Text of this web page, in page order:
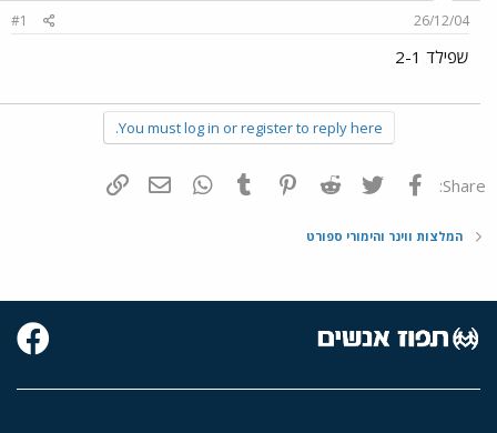
ש
א
26/12/04
#1
שפילד 2-1
You must log in or register to reply here.
Share: פייסבוק Twitter
Reddit
Pinterest
Tumblr
WhatsAppדואר אלקטרוני
המלצות ווינר והימורי ספורט